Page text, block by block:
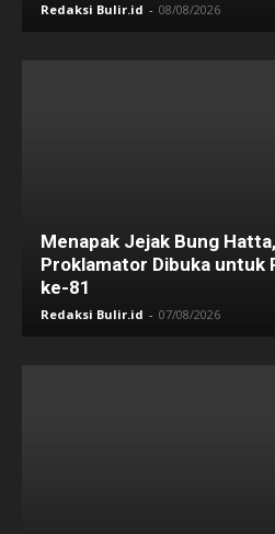
Redaksi Bulir.id - 08/08/2026
Menapak Jejak Bung
Proklamator Dibuka untuk
ke-81
Redaksi Bulir.id - 07/08/2026